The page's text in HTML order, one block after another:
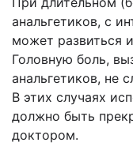
анальгетиков, с
может развиться
Головную боль,
анальгетиков, не
В этих случаях
должно быть
доктором.